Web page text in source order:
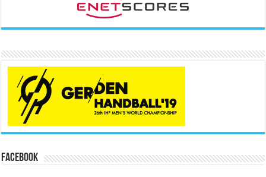
Facebook